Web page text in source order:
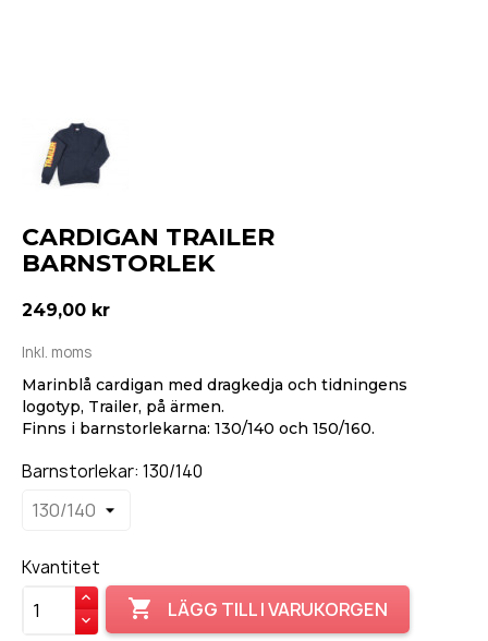
CARDIGAN TRAILER
BARNSTORLEK
249,00 kr
Inkl. moms
Marinblå cardigan med dragkedja och tidningens
logotyp, Trailer, på ärmen.
Finns i barnstorlekarna: 130/140 och 150/160.
Barnstorlekar: 130/140
Kvantitet
 LÄGG TILL I VARUKORGEN